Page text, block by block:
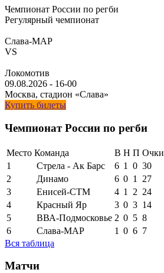
Чемпионат России по регби
Регулярный чемпионат
Слава-МАР
VS
Локомотив
09.08.2026 - 16-00
Москва, стадион «Слава»
Купить билеты
Чемпионат России по регби
Место Команда В Н П Очки
1
Стрела - Ак Барс 6 1 0 30
2
Динамо 6 0 1
27
3
Енисей-СТМ 4 1 2 24
4
Красный Яр 3 0 3 14
5
ВВА-Подмосковье 2 0 5 8
6
Слава-МАР 1 0 6 7
Вся таблица
Матчи